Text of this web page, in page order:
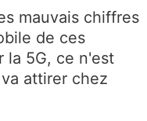
mauvais chiffres
de ces
la 5G, ce n'est
attirer chez